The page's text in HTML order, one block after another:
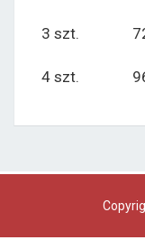
3 szt.
4 szt.